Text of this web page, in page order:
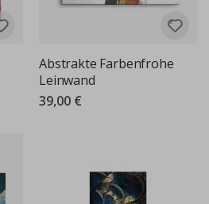
Abstrakte Farbenfrohe
Leinwand
39,00 €